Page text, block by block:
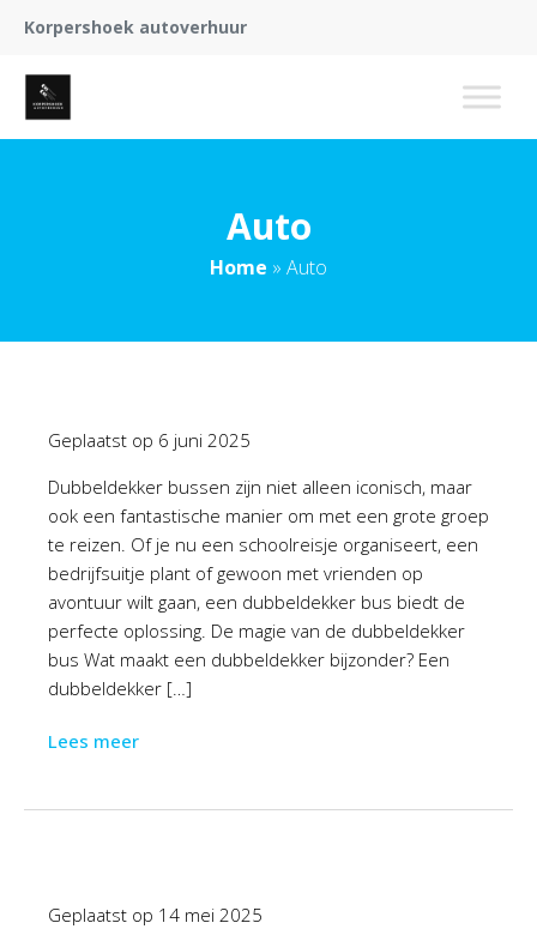
Korpershoek autoverhuur
Auto
Home » Auto
Geplaatst op 6 juni 2025
Dubbeldekker bussen zijn niet alleen iconisch, maar
ook een fantastische manier om met een grote groep
te reizen. Of je nu een schoolreisje organiseert, een
bedrijfsuitje plant of gewoon met vrienden op
avontuur wilt gaan, een dubbeldekker bus biedt de
perfecte oplossing. De magie van de dubbeldekker
bus Wat maakt een dubbeldekker bijzonder? Een
dubbeldekker […]
Lees meer
Geplaatst op 14 mei 2025